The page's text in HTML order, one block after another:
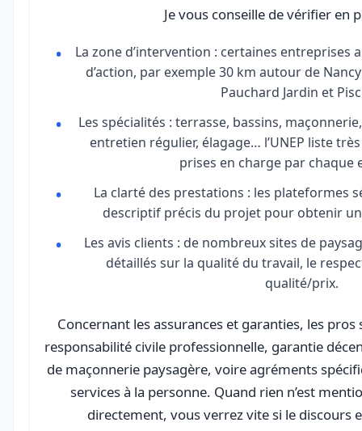
Je vous conseille de vérifier en
La zone d’intervention : certaines entreprises
d’action, par exemple 30 km autour de
Pauchard Jardin et
Les spécialités : terrasse, bassins,
entretien régulier, élagage… l’UNEP liste
prises en charge par chaque
La clarté des prestations : les plateformes
descriptif précis du projet pour obtenir
Les avis clients : de nombreux sites de
détaillés sur la qualité du travail, le
qualité/prix.
Concernant les assurances et garanties, les
responsabilité civile professionnelle, garantie
de maçonnerie paysagère, voire agréments
services à la personne. Quand rien n’est
directement, vous verrez vite si le discours